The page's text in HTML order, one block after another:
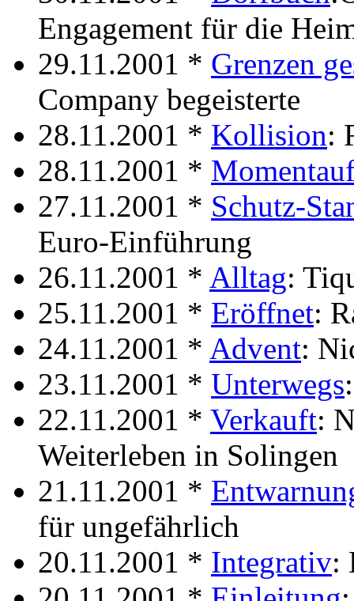
Engagement für die
29.11.2001 * Grenzen
Company begeisterte
28.11.2001 * Kollision:
28.11.2001 *
27.11.2001 * Schutz-
Euro-Einführung
26.11.2001 * Alltag:
25.11.2001 * Eröffnet:
24.11.2001 * Advent:
23.11.2001 * Unterwegs
22.11.2001 * Verkauft:
Weiterleben in Solingen
21.11.2001 *
für ungefährlich
20.11.2001 * Integrativ: